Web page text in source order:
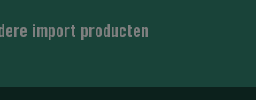
import producten